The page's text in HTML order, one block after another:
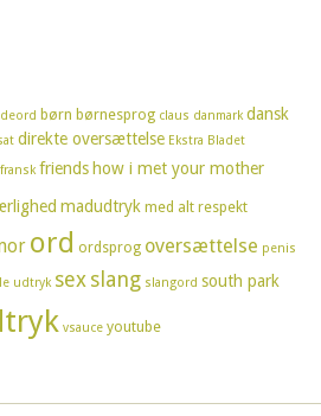
børn børnesprog claus danmark dansk
direkte oversættelse Ekstra Bladet
fransk friends how i met your mother
madudtryk med alt respekt
ord ordsprog oversættelse penis
udtryk sexslang slangord south park
vsauce youtube